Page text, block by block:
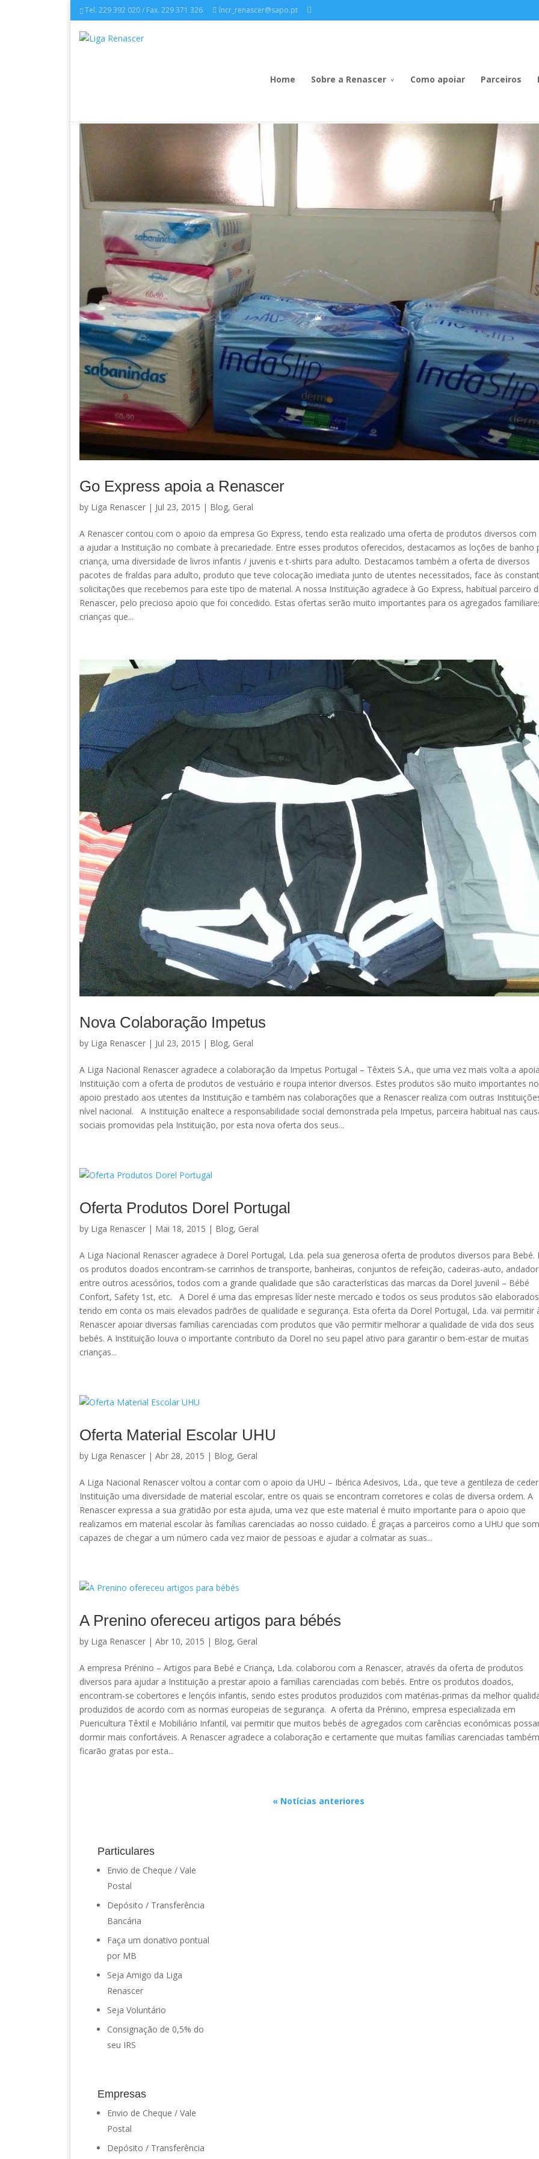
Tel. 229 392 020 / Fax. 229 371 326 lncr_renascer@sapo.pt
Home Sobre a Renascer Como apoiar Parceiros
Go Express apoia a Renascer
by Liga Renascer | Jul 23, 2015 | Blog, Geral
A Renascer contou com o apoio da empresa Go Express, tendo esta realizado uma oferta de produtos diversos com
a ajudar a Instituição no combate à precariedade. Entre esses produtos oferecidos, destacamos as loções de banho
criança, uma diversidade de livros infantis / juvenis e t-shirts para adulto. Destacamos também a oferta de diversos
pacotes de fraldas para adulto, produto que teve colocação imediata junto de utentes necessitados, face às
solicitações que recebemos para este tipo de material. A nossa Instituição agradece à Go Express, habitual parceiro
Renascer, pelo precioso apoio que foi concedido. Estas ofertas serão muito importantes para os agregados
crianças que...
Nova Colaboração Impetus
by Liga Renascer | Jul 23, 2015 | Blog, Geral
A Liga Nacional Renascer agradece a colaboração da Impetus Portugal – Têxteis S.A., que uma vez mais volta a
Instituição com a oferta de produtos de vestuário e roupa interior diversos. Estes produtos são muito importantes no
apoio prestado aos utentes da Instituição e também nas colaborações que a Renascer realiza com outras
nível nacional. A Instituição enaltece a responsabilidade social demonstrada pela Impetus, parceira habitual nas
sociais promovidas pela Instituição, por esta nova oferta dos seus...
Oferta Produtos Dorel Portugal
by Liga Renascer | Mai 18, 2015 | Blog, Geral
A Liga Nacional Renascer agradece à Dorel Portugal, Lda. pela sua generosa oferta de produtos diversos para Bebé.
os produtos doados encontram-se carrinhos de transporte, banheiras, conjuntos de refeição, cadeiras-auto,
entre outros acessórios, todos com a grande qualidade que são características das marcas da Dorel Juvenil – Bébé
Confort, Safety 1st, etc. A Dorel é uma das empresas líder neste mercado e todos os seus produtos são elaborados
tendo em conta os mais elevados padrões de qualidade e segurança. Esta oferta da Dorel Portugal, Lda. vai permitir
Renascer apoiar diversas famílias carenciadas com produtos que vão permitir melhorar a qualidade de vida dos seus
bebés. A Instituição louva o importante contributo da Dorel no seu papel ativo para garantir o bem-estar de muitas
crianças...
Oferta Material Escolar UHU
by Liga Renascer | Abr 28, 2015 | Blog, Geral
A Liga Nacional Renascer voltou a contar com o apoio da UHU – Ibérica Adesivos, Lda., que teve a gentileza de
Instituição uma diversidade de material escolar, entre os quais se encontram corretores e colas de diversa ordem. A
Renascer expressa a sua gratidão por esta ajuda, uma vez que este material é muito importante para o apoio que
realizamos em material escolar às famílias carenciadas ao nosso cuidado. É graças a parceiros como a UHU que
capazes de chegar a um número cada vez maior de pessoas e ajudar a colmatar as suas...
A Prenino ofereceu artigos para bébés
by Liga Renascer | Abr 10, 2015 | Blog, Geral
A empresa Prénino – Artigos para Bebé e Criança, Lda. colaborou com a Renascer, através da oferta de produtos
diversos para ajudar a Instituição a prestar apoio a famílias carenciadas com bebés. Entre os produtos doados,
encontram-se cobertores e lençóis infantis, sendo estes produtos produzidos com matérias-primas da melhor
produzidos de acordo com as normas europeias de segurança. A oferta da Prénino, empresa especializada em
Puericultura Têxtil e Mobiliário Infantil, vai permitir que muitos bebés de agregados com carências económicas
dormir mais confortáveis. A Renascer agradece a colaboração e certamente que muitas famílias carenciadas também
ficarão gratas por esta...
« Notícias anteriores
Particulares
Envio de Cheque / Vale
Postal
Depósito / Transferência
Bancária
Faça um donativo pontual
por MB
Seja Amigo da Liga
Renascer
Seja Voluntário
Consignação de 0,5% do
seu IRS
Empresas
Envio de Cheque / Vale
Postal
Depósito / Transferência